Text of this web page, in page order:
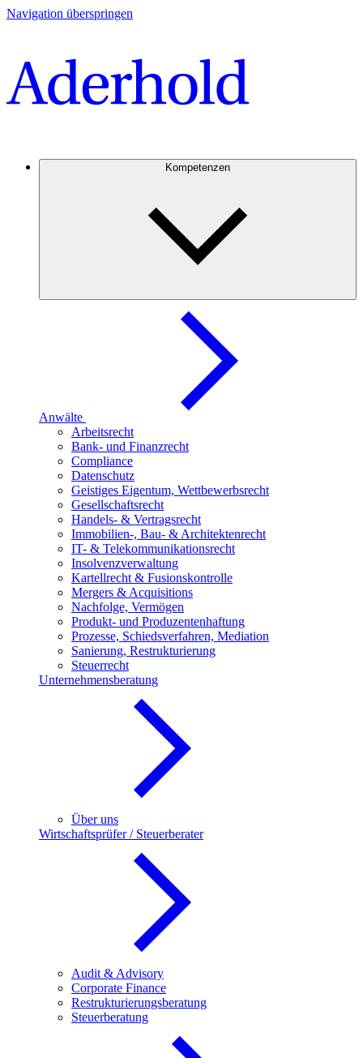
Navigation überspringen
Kompetenzen
Anwälte
Arbeitsrecht
Bank- und Finanzrecht
Compliance
Datenschutz
Geistiges Eigentum, Wettbewerbsrecht
Gesellschaftsrecht
Handels- & Vertragsrecht
Immobilien-, Bau- & Architektenrecht
IT- & Telekommunikationsrecht
Insolvenzverwaltung
Kartellrecht & Fusionskontrolle
Mergers & Acquisitions
Nachfolge, Vermögen
Produkt- und Produzentenhaftung
Prozesse, Schiedsverfahren, Mediation
Sanierung, Restrukturierung
Steuerrecht
Unternehmensberatung
Über uns
Wirtschaftsprüfer / Steuerberater
Audit & Advisory
Corporate Finance
Restrukturierungsberatung
Steuerberatung